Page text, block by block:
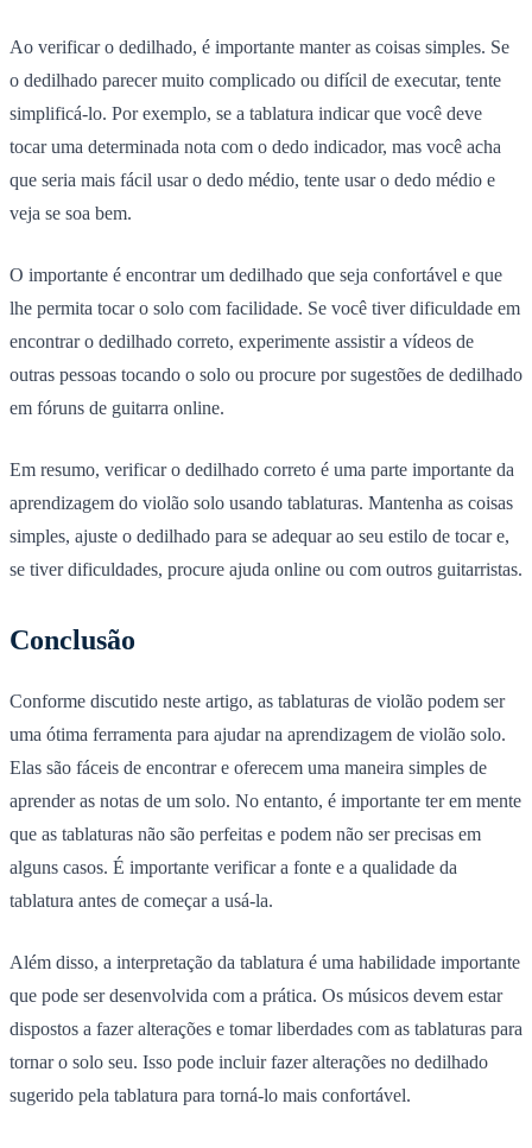
Ao verificar o dedilhado, é importante manter as coisas simples. Se
o dedilhado parecer muito complicado ou difícil de executar, tente
simplificá-lo. Por exemplo, se a tablatura indicar que você deve
tocar uma determinada nota com o dedo indicador, mas você acha
que seria mais fácil usar o dedo médio, tente usar o dedo médio e
veja se soa bem.
O importante é encontrar um dedilhado que seja confortável e que
lhe permita tocar o solo com facilidade. Se você tiver dificuldade em
encontrar o dedilhado correto, experimente assistir a vídeos de
outras pessoas tocando o solo ou procure por sugestões de dedilhado
em fóruns de guitarra online.
Em resumo, verificar o dedilhado correto é uma parte importante da
aprendizagem do violão solo usando tablaturas. Mantenha as coisas
simples, ajuste o dedilhado para se adequar ao seu estilo de tocar e,
se tiver dificuldades, procure ajuda online ou com outros guitarristas.
Conclusão
Conforme discutido neste artigo, as tablaturas de violão podem ser
uma ótima ferramenta para ajudar na aprendizagem de violão solo.
Elas são fáceis de encontrar e oferecem uma maneira simples de
aprender as notas de um solo. No entanto, é importante ter em mente
que as tablaturas não são perfeitas e podem não ser precisas em
alguns casos. É importante verificar a fonte e a qualidade da
tablatura antes de começar a usá-la.
Além disso, a interpretação da tablatura é uma habilidade importante
que pode ser desenvolvida com a prática. Os músicos devem estar
dispostos a fazer alterações e tomar liberdades com as tablaturas para
tornar o solo seu. Isso pode incluir fazer alterações no dedilhado
sugerido pela tablatura para torná-lo mais confortável.